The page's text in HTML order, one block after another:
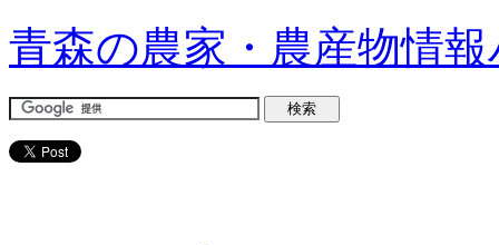
青森の農家・農産物情